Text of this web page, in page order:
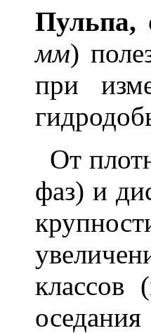
Пульпа,
мм)
при
От
фаз) и
классов